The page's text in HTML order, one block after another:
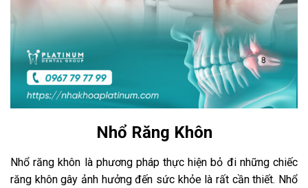
Nhổ Răng Khôn
Nhổ răng khôn là phương pháp thực hiện bỏ đi những chiếc
răng khôn gây ảnh hưởng đến sức khỏe là rất cần thiết. Nhổ